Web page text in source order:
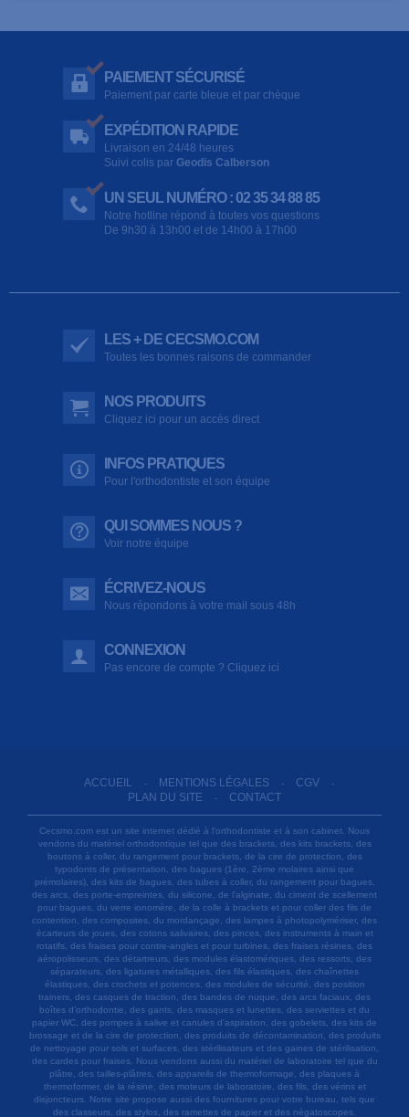
PAIEMENT SÉCURISÉ
Paiement par carte bleue et par chèque
EXPÉDITION RAPIDE
Livraison en 24/48 heures
Suivi colis par Geodis Calberson
UN SEUL NUMÉRO : 02 35 34 88 85
Notre hotline répond à toutes vos questions
De 9h30 à 13h00 et de 14h00 à 17h00
LES + DE CECSMO.COM
Toutes les bonnes raisons de commander
NOS PRODUITS
Cliquez ici pour un accès direct
INFOS PRATIQUES
Pour l'orthodontiste et son équipe
QUI SOMMES NOUS ?
Voir notre équipe
ÉCRIVEZ-NOUS
Nous répondons à votre mail sous 48h
CONNEXION
Pas encore de compte ? Cliquez ici
ACCUEIL - MENTIONS LÉGALES - CGV -
PLAN DU SITE - CONTACT
Cecsmo.com est un site internet dédié à l'orthodontiste et à son cabinet. Nous
vendons du matériel orthodontique tel que des brackets, des kits brackets, des
boutons à coller, du rangement pour brackets, de la cire de protection, des
typodonts de présentation, des bagues (1ère, 2ème molaires ainsi que
prémolaires), des kits de bagues, des tubes à coller, du rangement pour bagues,
des arcs, des porte-empreintes, du silicone, de l'alginate, du ciment de scellement
pour bagues, du verre ionomère, de la colle à brackets et pour coller des fils de
contention, des composites, du mordançage, des lampes à photopolymériser, des
écarteurs de joues, des cotons salivaires, des pinces, des instruments à main et
rotatifs, des fraises pour contre-angles et pour turbines, des fraises résines, des
aéropolisseurs, des détartreurs, des modules élastomériques, des ressorts, des
séparateurs, des ligatures métalliques, des fils élastiques, des chaînettes
élastiques, des crochets et potences, des modules de sécurité, des position
trainers, des casques de traction, des bandes de nuque, des arcs faciaux, des
boîtes d'orthodontie, des gants, des masques et lunettes, des serviettes et du
papier WC, des pompes à salive et canules d'aspiration, des gobelets, des kits de
brossage et de la cire de protection, des produits de décontamination, des produits
de nettoyage pour sols et surfaces, des stérilisateurs et des gaines de stérilisation,
des cardes pour fraises. Nous vendons aussi du matériel de laboratoire tel que du
plâtre, des tailles-plâtres, des appareils de thermoformage, des plaques à
thermoformer, de la résine, des moteurs de laboratoire, des fils, des vérins et
disjoncteurs. Notre site propose aussi des fournitures pour votre bureau, tels que
des classeurs, des stylos, des ramettes de papier et des négatoscopes.